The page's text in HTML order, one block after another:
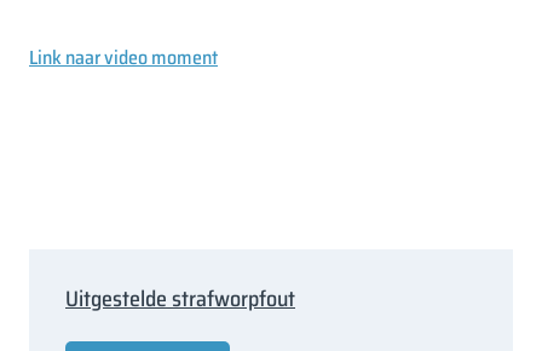
Link naar video moment
Uitgestelde strafworpfout